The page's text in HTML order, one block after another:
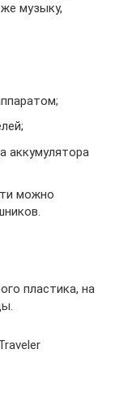
музыку,
аккумулятора
можно
пластика, на